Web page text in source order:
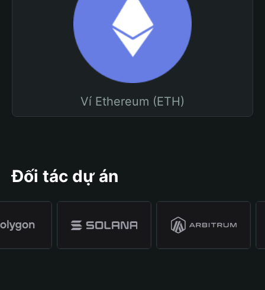
Ví Ethereum (ETH)
Đối tác dự án